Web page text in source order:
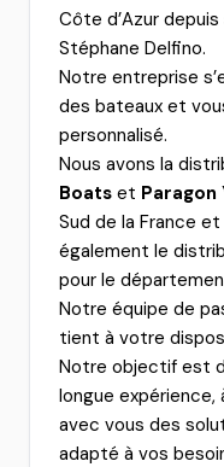
Côte d’Azur
Stéphane Delfino.
Notre entreprise
des bateaux et
personnalisé.
Nous avons la
Boats et Paragon
Sud de la France
également le
pour le
Notre équipe de
tient à votre
Notre objectif est
longue expérience,
avec vous des
adapté à vos